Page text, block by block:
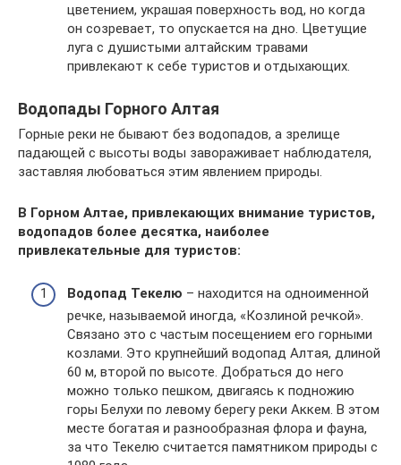
цветением, украшая поверхность вод, но когда
он созревает, то опускается на дно. Цветущие
луга с душистыми алтайским травами
привлекают к себе туристов и отдыхающих.
Водопады Горного Алтая
Горные реки не бывают без водопадов, а зрелище
падающей с высоты воды завораживает наблюдателя,
заставляя любоваться этим явлением природы.
В Горном Алтае, привлекающих внимание туристов,
водопадов более десятка, наиболее
привлекательные для туристов:
Водопад Текелю – находится на одноименной
речке, называемой иногда, «Козлиной речкой».
Связано это с частым посещением его горными
козлами. Это крупнейший водопад Алтая, длиной
60 м, второй по высоте. Добраться до него
можно только пешком, двигаясь к подножию
горы Белухи по левому берегу реки Аккем. В этом
месте богатая и разнообразная флора и фауна,
за что Текелю считается памятником природы с